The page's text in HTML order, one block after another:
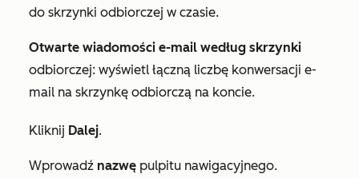
do skrzynki odbiorczej w czasie.
Otwarte wiadomości e-mail według skrzynki
odbiorczej: wyświetl łączną liczbę konwersacji e-
mail na skrzynkę odbiorczą na koncie.
Kliknij Dalej.
Wprowadź nazwę pulpitu nawigacyjnego.